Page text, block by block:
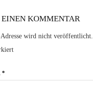
EINEN KOMMENTAR
wird nicht veröffentlicht.
*